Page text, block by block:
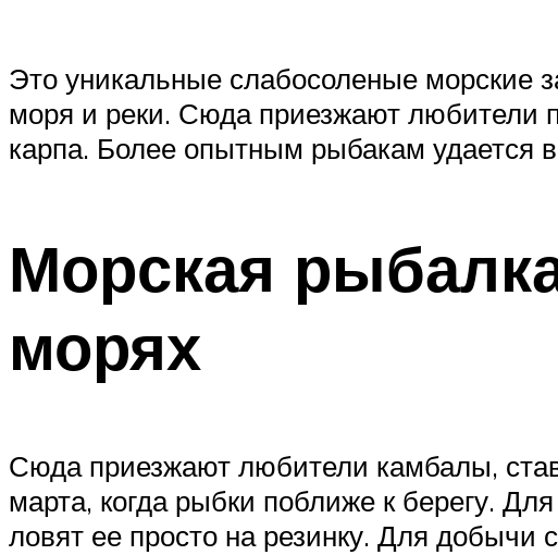
Это уникальные слабосоленые морские
моря и реки. Сюда приезжают любители
карпа. Более опытным рыбакам удается
Морская
морях
Сюда приезжают любители камбалы,
марта, когда рыбки поближе к берегу.
ловят ее просто на резинку. Для добычи